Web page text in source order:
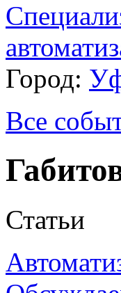
Город:
Все
Статьи